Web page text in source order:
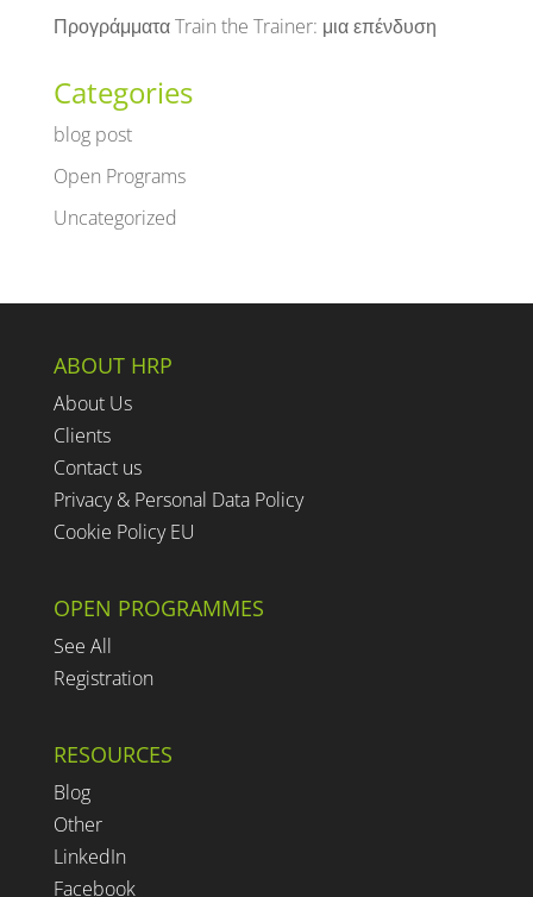
Προγράμματα Train the Trainer: μια επένδυση
Categories
blog post
Open Programs
Uncategorized
ABOUT HRP
About Us
Clients
Contact us
Privacy & Personal Data Policy
Cookie Policy EU
OPEN PROGRAMMES
See All
Registration
RESOURCES
Blog
Other
LinkedIn
Facebook